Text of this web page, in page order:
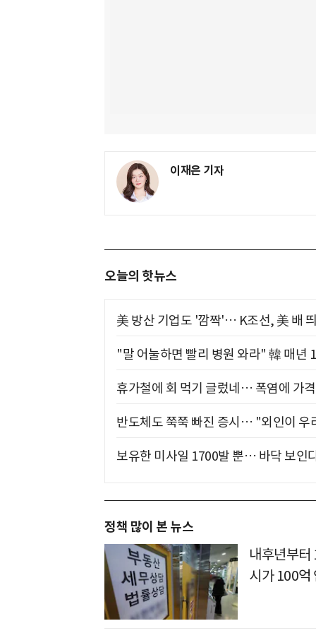
이재은 기자
오늘의 핫뉴스
美 방산 기업도 '깜짝'… K조선, 美 배
"말 어눌하면 빨리 병원 와라" 韓 매년
휴가철에 회 먹기 글렀네… 폭염에 가
반도체도 쭉쭉 빠진 증시… "외인이 우
보유한 미사일 1700발 뿐… 바닥 보인
정책 많이 본 뉴스
내후년부
시가 100억